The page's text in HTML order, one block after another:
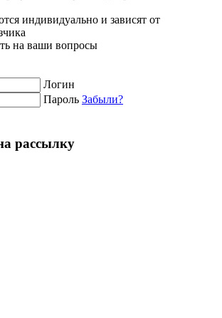
индивидуально и зависят от
на ваши вопросы
Логин
Пароль Забыли?
рассылку